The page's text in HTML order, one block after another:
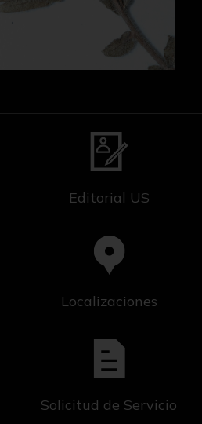
Editorial US
Localizaciones
Solicitud de Servicio